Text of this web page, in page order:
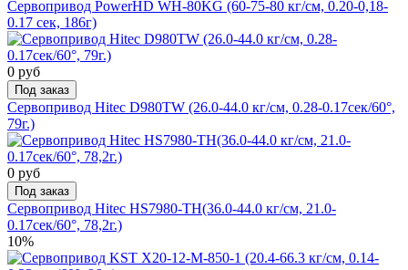
Сервопривод PowerHD WH-80KG (60-75-80 кг/см, 0.20-0,18-
0.17 сек, 186г)
0 руб
Под заказ
Сервопривод Hitec D980TW (26.0-44.0 кг/см, 0.28-0.17сек/60°,
79г.)
0 руб
Под заказ
Сервопривод Hitec HS7980-TH(36.0-44.0 кг/см, 21.0-
0.17сек/60°, 78,2г.)
10%